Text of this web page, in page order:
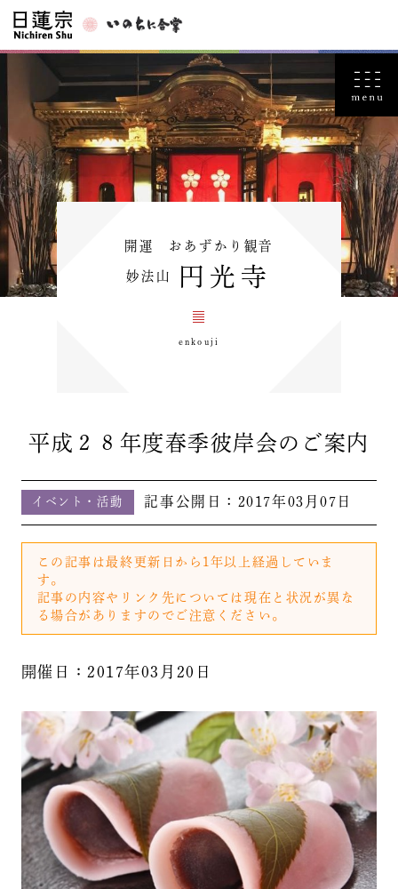
開運 おあずかり観音
妙法山 円光寺
enkouji
平成２８年度春季彼岸会のご案内
イベント・活動 記事公開日： 2017年03月07日
この記事は最終更新日から1年以上経過していま
す。
記事の内容やリンク先については現在と状況が異な
る場合がありますのでご注意ください。
開催日：2017年03月20日